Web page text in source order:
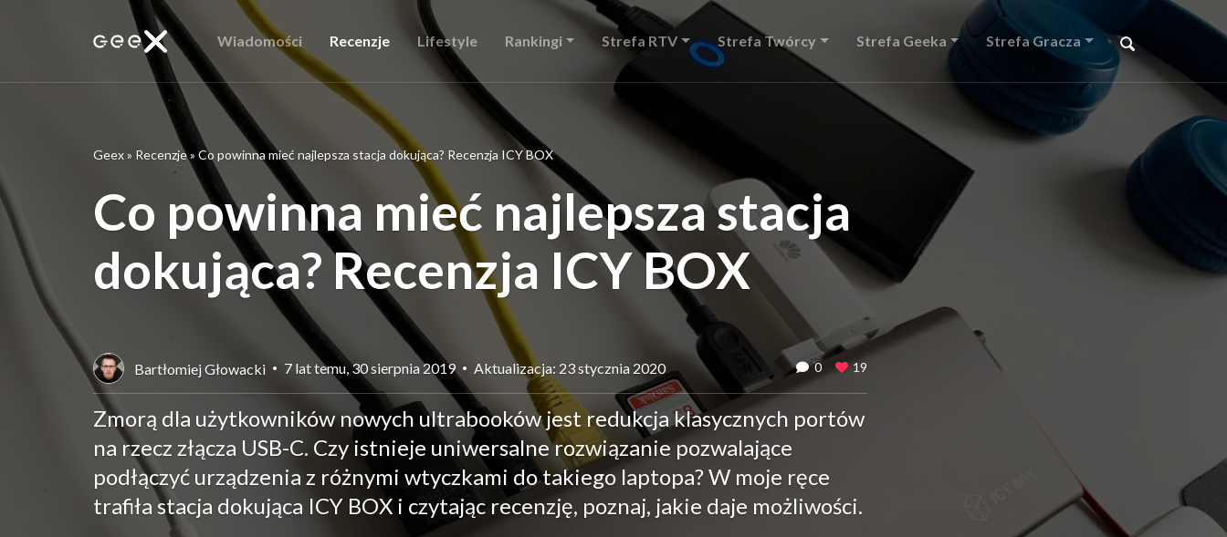
Wiadomości Recenzje Lifestyle Rankingi Strefa RTV Strefa Twórcy Strefa Geeka Strefa Gracza
Geex» Recenzje» Co powinna mieć najlepsza stacja dokująca? Recenzja ICY BOX
Co powinna mieć najlepsza stacja
dokująca? Recenzja ICY BOX
Bartłomiej Głowacki 7 lat temu, 30 sierpnia 2019 Aktualizacja: 23 stycznia 2020 0 19
Zmorą dla użytkowników nowych ultrabooków jest redukcja klasycznych portów
na rzecz złącza USB-C. Czy istnieje uniwersalne rozwiązanie pozwalające
podłączyć urządzenia z różnymi wtyczkami do takiego laptopa? W moje ręce
trafiła stacja dokująca ICY BOX i czytając recenzję, poznaj, jakie daje możliwości.